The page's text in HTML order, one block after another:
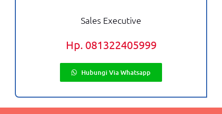
Sales Executive
Hp. 081322405999
Hubungi Via Whatsapp